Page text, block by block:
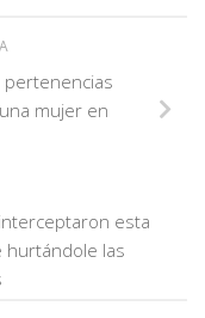
pertenencias
mujer en
esta
hurtándole las